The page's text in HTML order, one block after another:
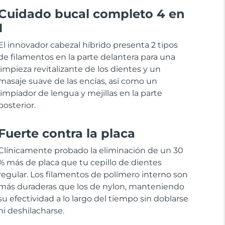
bucal completo 4 en
innovador cabezal híbrido presenta 2 tipos
filamentos en la parte delantera para una
revitalizante de los dientes y un
suave de las encías, así como un
de lengua y mejillas en la parte
contra la placa
probado la eliminación de un 30
más de placa que tu cepillo de dientes
Los filamentos de polímero interno son
duraderas que los de nylon, manteniendo
efectividad a lo largo del tiempo sin doblarse
deshilacharse.